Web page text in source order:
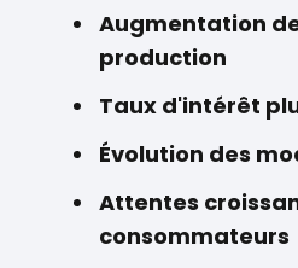
Augmentation
production
Taux d'intérêt
Évolution des
Attentes
consommateurs